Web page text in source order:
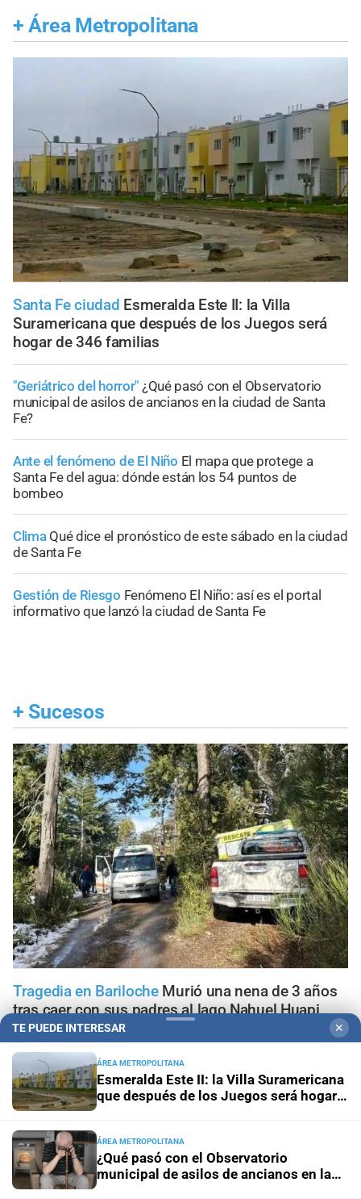
+ Área Metropolitana
Santa Fe ciudad Esmeralda Este II: la Villa
Suramericana que después de los Juegos será
hogar de 346 familias
"Geriátrico del horror" ¿Qué pasó con el Observatorio
municipal de asilos de ancianos en la ciudad de Santa
Fe?
Ante el fenómeno de El Niño El mapa que protege a
Santa Fe del agua: dónde están los 54 puntos de
bombeo
Clima Qué dice el pronóstico de este sábado en la ciudad
de Santa Fe
Gestión de Riesgo Fenómeno El Niño: así es el portal
informativo que lanzó la ciudad de Santa Fe
+ Sucesos
Tragedia en Bariloche Murió una nena de 3 años
tras caer con sus padres al lago Nahuel Huapi
Tragedia vialCayó un auto desde un puente tras un
choque múltiple en Mendoza: hay un muerto y varios
heridos
Geriátricos clandestinos
que alertó cuatro meses antes del incendio reclama ser
escuchada
TE PUEDE INTERESAR ✕
ÁREA METROPOLITANA
Esmeralda Este II: la Villa Suramericana
que después de los Juegos será hogar
ÁREA METROPOLITANA
¿Qué pasó con el Observatorio
municipal de asilos de ancianos en la